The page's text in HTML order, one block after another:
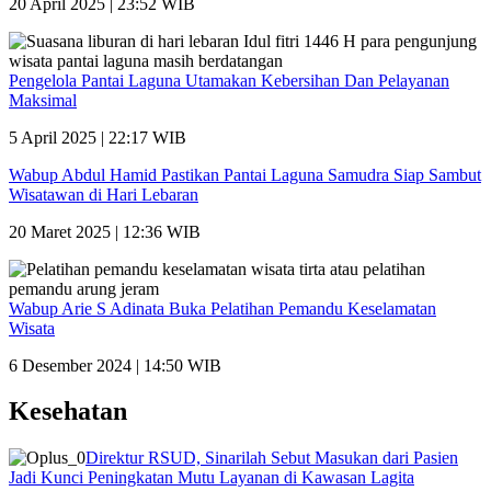
Pengelola Pantai Laguna Utamakan Kebersihan Dan Pelayanan
Maksimal
5 April 2025 | 22:17 WIB
Wabup Abdul Hamid Pastikan Pantai Laguna Samudra Siap Sambut
Wisatawan di Hari Lebaran
20 Maret 2025 | 12:36 WIB
Wabup Arie S Adinata Buka Pelatihan Pemandu Keselamatan
Wisata
6 Desember 2024 | 14:50 WIB
Kesehatan
Direktur RSUD, Sinarilah Sebut Masukan dari Pasien
Jadi Kunci Peningkatan Mutu Layanan di Kawasan Lagita